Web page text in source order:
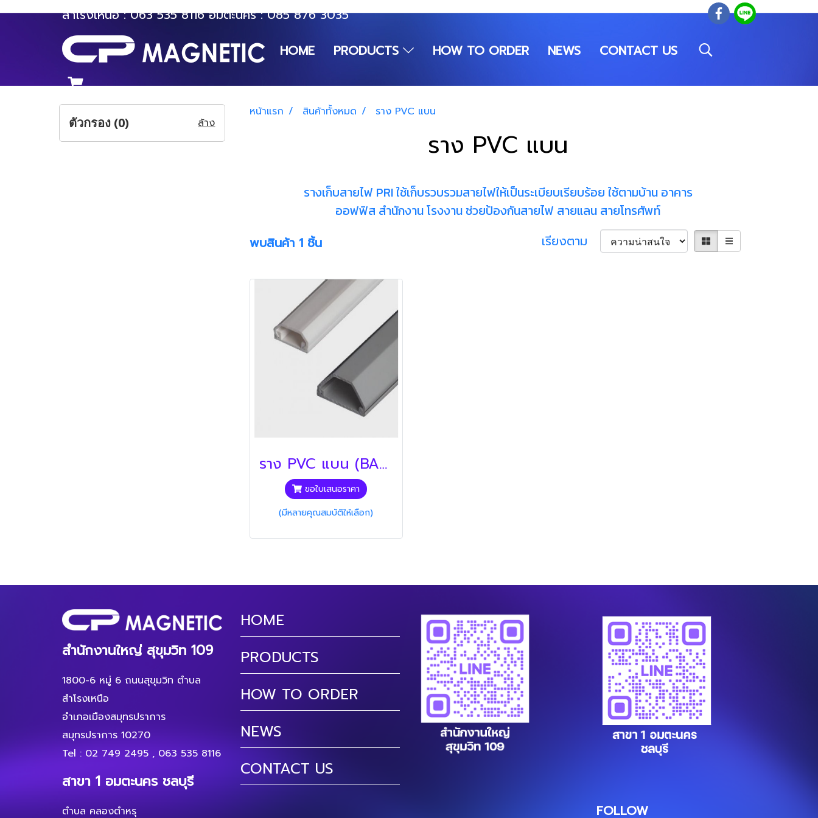
สำโรงเหนือ :063 535 8116อมตะนคร :085 876 3035
HOME
PRODUCTS HOW TO ORDER NEWS CONTACT US
หน้าแรก สินค้าทั้งหมด ราง PVC แบน
ราง PVC แบน
รางเก็บสายไฟ PRI ใช้เก็บรวบรวมสายไฟให้เป็นระเบียบเรียบร้อย ใช้ตามบ้าน อาคาร
ออฟฟิส สำนักงาน โรงงาน ช่วยป้องกันสายไฟ สายแลน สายโทรศัพท์
พบสินค้า 1 ชิ้น
เรียงตาม
ราง PVC แบน (BANDEX)
ขอใบเสนอราคา
(มีหลายคุณสมบัติให้เลือก)
ตัวกรอง (0) ล้าง
สำนักงานใหญ่ สุขุมวิท 109
1800-6 หมู่ 6 ถนนสุขุมวิท ตำบล
สำโรงเหนือ
อำเภอเมืองสมุทรปราการ
สมุทรปราการ 10270
Tel : 02 749 2495 , 063 535 8116
สาขา 1 อมตะนคร ชลบุรี
ตำบล คลองตำหรุ
HOME
PRODUCTS
HOW TO ORDER
NEWS
CONTACT US
FOLLOW